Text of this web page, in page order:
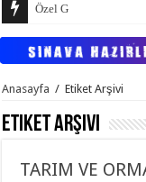
Özel Güvenlik Sınav
Anasayfa / Etiket Arşivi
Etiket Arşivi
TARIM VE